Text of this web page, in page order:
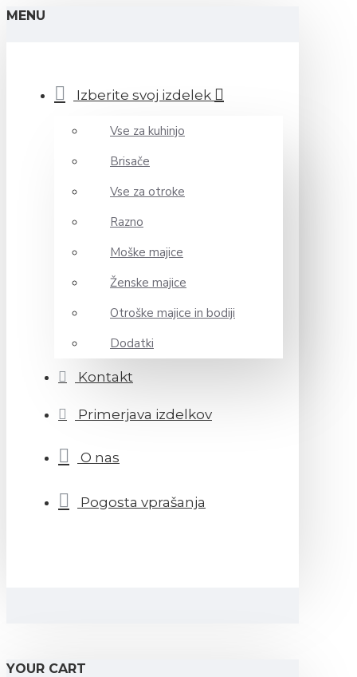
MENU
Izberite svoj izdelek
Vse za kuhinjo
Brisače
Vse za otroke
Razno
Moške majice
Ženske majice
Otroške majice in bodiji
Dodatki
Kontakt
Primerjava izdelkov
O nas
Pogosta vprašanja
YOUR CART